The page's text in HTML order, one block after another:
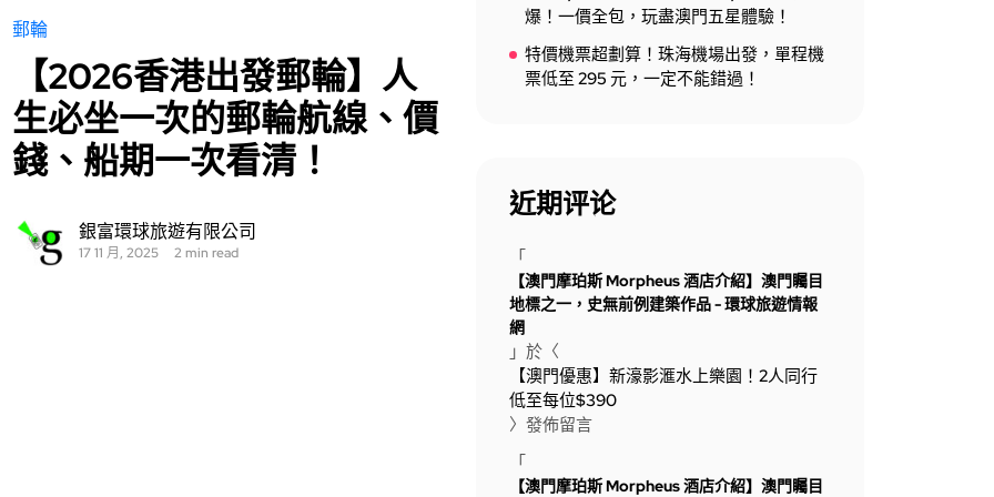
郵輪
【2026香港出發郵輪】人
生必坐一次的郵輪航線、價
錢、船期一次看清！
銀富環球旅遊有限公司
17 11 月, 2025 2 min read
爆！一價全包，玩盡澳門五星體驗！
特價機票超劃算！珠海機場出發，單程機
票低至 295 元，一定不能錯過！
近期评论
「
【澳門摩珀斯 Morpheus 酒店介紹】澳門矚目
地標之一，史無前例建築作品 - 環球旅遊情報
網
」於〈
【澳門優惠】新濠影滙水上樂園！2人同行
低至每位$390
〉發佈留言
「
【澳門摩珀斯 Morpheus 酒店介紹】澳門矚目